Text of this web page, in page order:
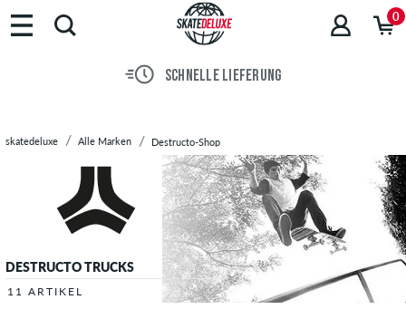
Marken
Skateboards
Sale
0
SCHNELLE LIEFERUNG
skatedeluxe Alle Marken Destructo-Shop
DESTRUCTO TRUCKS
11 ARTIKEL